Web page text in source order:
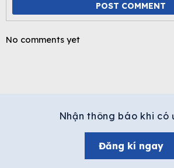
POST COMMENT
No comments yet
Nhận thông báo khi có
Đăng kí ngay